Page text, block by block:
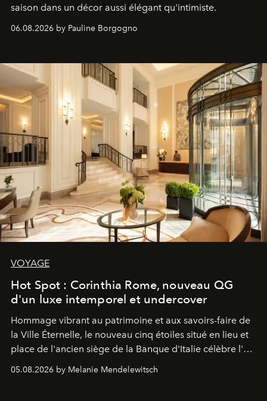
saison dans un décor aussi élégant qu'intimiste.
06.08.2026 by Pauline Borgogno
VOYAGE
Hot Spot : Corinthia Rome, nouveau QG
d'un luxe intemporel et undercover
Hommage vibrant au patrimoine et aux savoirs-faire de
la Ville Éternelle, le nouveau cinq étoiles situé en lieu et
place de l'ancien siège de la Banque d'Italie célèbre l'art
de vivre Romain dans toute son élégance intemporelle.
05.08.2026 by Melanie Mendelewitsch